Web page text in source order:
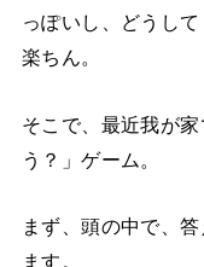
っぽいし、どうし
楽ちん。
そこで、最近我が
う？」ゲーム。
まず、頭の中で、
ます。